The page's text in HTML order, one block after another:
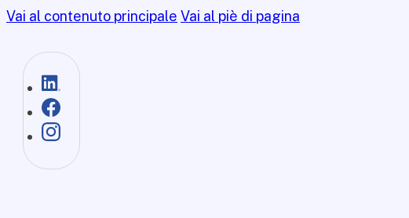
Vai al contenuto principale Vai al piè di pagina